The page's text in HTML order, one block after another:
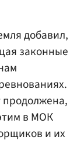
добавил,
законные
продолжена,
в МОК
и их